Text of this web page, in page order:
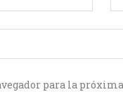
para la